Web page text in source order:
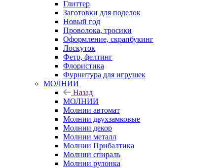
Глиттер
Заготовки для поделок
Новый год
Проволока, тросики
Оформление, скрапбукинг
Лоскуток
Фетр, фелтинг
Флористика
Фурнитура для игрушек
МОЛНИИ
Назад
МОЛНИИ
Молнии автомат
Молнии двухзамковые
Молнии декор
Молнии металл
Молнии Прибалтика
Молнии спираль
Молнии рулонка